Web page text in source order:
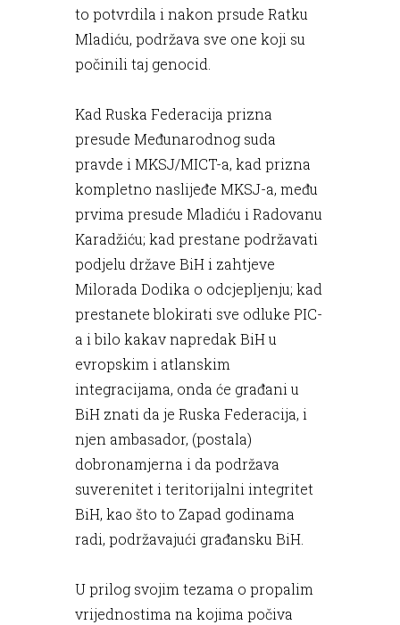
to potvrdila i nakon prsude Ratku
Mladiću, podržava sve one koji su
počinili taj genocid.
Kad Ruska Federacija prizna
presude Međunarodnog suda
pravde i MKSJ/MICT-a, kad prizna
kompletno naslijeđe MKSJ-a, među
prvima presude Mladiću i Radovanu
Karadžiću; kad prestane podržavati
podjelu države BiH i zahtjeve
Milorada Dodika o odcjepljenju; kad
prestanete blokirati sve odluke PIC-
a i bilo kakav napredak BiH u
evropskim i atlanskim
integracijama, onda će građani u
BiH znati da je Ruska Federacija, i
njen ambasador, (postala)
dobronamjerna i da podržava
suverenitet i teritorijalni integritet
BiH, kao što to Zapad godinama
radi, podržavajući građansku BiH.
U prilog svojim tezama o propalim
vrijednostima na kojima počiva